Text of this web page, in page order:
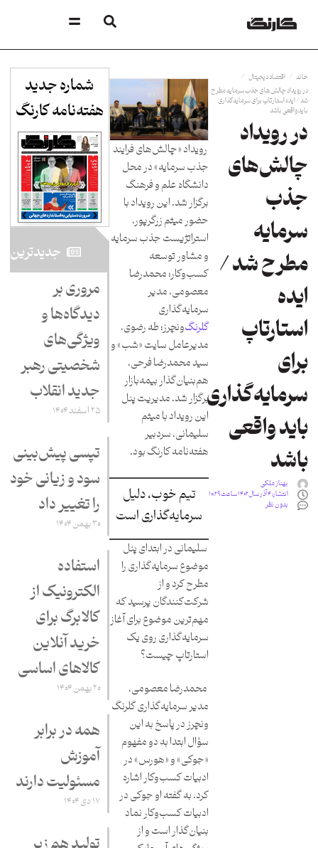
خانه / اقتصاد دیجیتال /
در رویداد چالش‌های جذب سرمایه مطرح
شد / ایده استارتاپ برای سرمایه‌گذاری
باید واقعی باشد
در رویداد
چالش‌های
جذب
سرمایه
مطرح شد /
ایده
استارتاپ
برای
سرمایه‌گذاری
باید واقعی
باشد
بهناز ملکی
انتشار:۴ آذر سال ۱۴۰۲ ساعت ۱۰:۲۹
بدون نظر
رویداد «چالش‌های فرایند
جذب سرمایه» در محل
دانشگاه علم و فرهنگ
برگزار شد. این رویداد با
حضور میثم زرگرپور،
استراتژیست جذب سرمایه
و مشاور توسعه
کسب‌وکار؛ محمدرضا
معصومی، مدیر
سرمایه‌گذاری
گلرنگ‌ونچرز؛ طه رضوی،
مدیرعامل سایت «شب» و
سید محمدرضا فرحی،
هم‌بنیان‌گذار بیمه‌بازار
برگزار شد. مدیریت پنل
این رویداد با میثم
سلیمانی، سردبیر
هفته‌نامه کارنگ بود.
تیم خوب، دلیل
سرمایه‌گذاری است
سلیمانی در ابتدای پنل
موضوع سرمایه‌گذاری را
مطرح کرد و از
شرکت‌کنندگان پرسید که
مهم‌ترین موضوع برای آغاز
سرمایه‌گذاری روی یک
استارتاپ چیست؟
محمدرضا معصومی،
مدیر سرمایه‌گذاری گلرنگ
ونچرز در پاسخ به این
سؤال ابتدا به دو مفهوم
«جوکی» و «هورس» در
ادبیات کسب‌وکار اشاره
کرد. به گفته او جوکی در
ادبیات کسب‌وکار نماد
بنیان‌گذار است و از
شماره جدید
هفته‌نامه کارنگ​
جدید‌ترین
مروری بر
دیدگاه‌ها و
ویژگی‌های
شخصیتی رهبر
جدید انقلاب
۲۵ اسفند ۱۴۰۴
تپسی پیش‌بینی
سود و زیانی خود
را تغییر داد
۳۰ بهمن ۱۴۰۴
استفاده
الکترونیک از
کالابرگ برای
خرید آنلاین
کالاهای اساسی
۲۰ بهمن ۱۴۰۴
همه در برابر
آموزش
مسئولیت دارند
۱۷ دی ۱۴۰۴